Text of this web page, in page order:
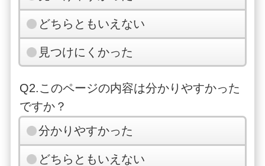
どちらともいえない
見つけにくかった
Q2.このページの内容は分かりやすかった
ですか？
分かりやすかった
どちらともいえない